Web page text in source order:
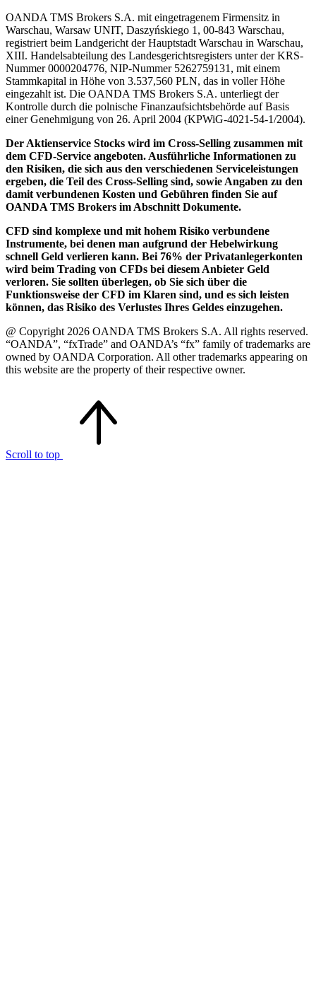
OANDA TMS Brokers S.A. mit eingetragenem Firmensitz in
Warschau, Warsaw UNIT, Daszyńskiego 1, 00-843 Warschau,
registriert beim Landgericht der Hauptstadt Warschau in Warschau,
XIII. Handelsabteilung des Landesgerichtsregisters unter der KRS-
Nummer 0000204776, NIP-Nummer 5262759131, mit einem
Stammkapital in Höhe von 3.537,560 PLN, das in voller Höhe
eingezahlt ist. Die OANDA TMS Brokers S.A. unterliegt der
Kontrolle durch die polnische Finanzaufsichtsbehörde auf Basis
einer Genehmigung von 26. April 2004 (KPWiG-4021-54-1/2004).
Der Aktienservice Stocks wird im Cross-Selling zusammen mit
dem CFD-Service angeboten. Ausführliche Informationen zu
den Risiken, die sich aus den verschiedenen Serviceleistungen
ergeben, die Teil des Cross-Selling sind, sowie Angaben zu den
damit verbundenen Kosten und Gebühren finden Sie auf
OANDA TMS Brokers im Abschnitt Dokumente.
CFD sind komplexe und mit hohem Risiko verbundene
Instrumente, bei denen man aufgrund der Hebelwirkung
schnell Geld verlieren kann. Bei 76% der Privatanlegerkonten
wird beim Trading von CFDs bei diesem Anbieter Geld
verloren. Sie sollten überlegen, ob Sie sich über die
Funktionsweise der CFD im Klaren sind, und es sich leisten
können, das Risiko des Verlustes Ihres Geldes einzugehen.
@ Copyright 2026 OANDA TMS Brokers S.A. All rights reserved.
“OANDA”, “fxTrade” and OANDA’s “fx” family of trademarks are
owned by OANDA Corporation. All other trademarks appearing on
this website are the property of their respective owner.
Scroll to top